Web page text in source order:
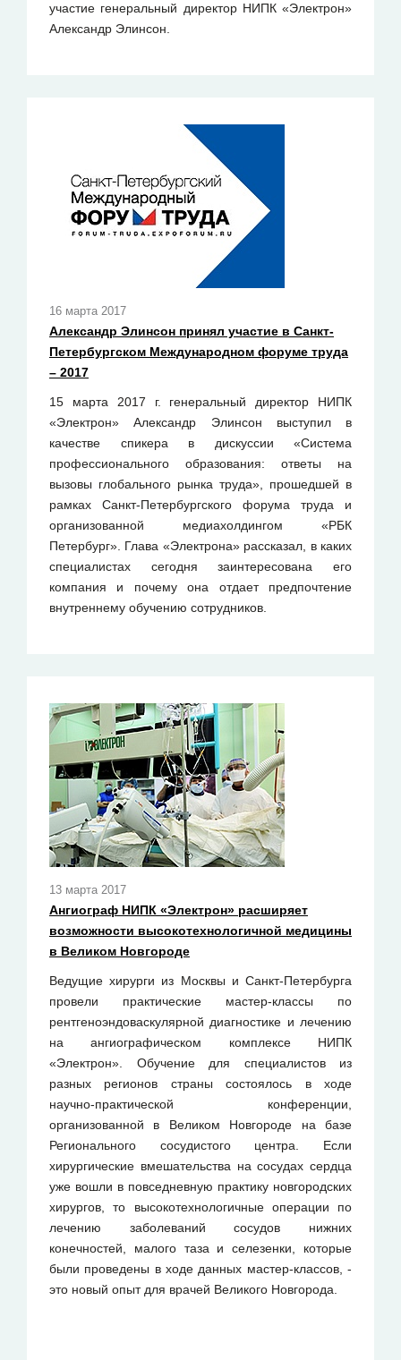
участие генеральный директор НИПК «Электрон»
Александр Элинсон.
16 марта 2017
Александр Элинсон принял участие в Санкт-
Петербургском Международном форуме труда
– 2017
15 марта 2017 г. генеральный директор НИПК
«Электрон» Александр Элинсон выступил в
качестве спикера в дискуссии «Система
профессионального образования: ответы на
вызовы глобального рынка труда», прошедшей в
рамках Санкт-Петербургского форума труда и
организованной медиахолдингом «РБК
Петербург». Глава «Электрона» рассказал, в каких
специалистах сегодня заинтересована его
компания и почему она отдает предпочтение
внутреннему обучению сотрудников.
13 марта 2017
Ангиограф НИПК «Электрон» расширяет
возможности высокотехнологичной медицины
в Великом Новгороде
Ведущие хирурги из Москвы и Санкт-Петербурга
провели практические мастер-классы по
рентгеноэндоваскулярной диагностике и лечению
на ангиографическом комплексе НИПК
«Электрон». Обучение для специалистов из
разных регионов страны состоялось в ходе
научно-практической конференции,
организованной в Великом Новгороде на базе
Регионального сосудистого центра. Если
хирургические вмешательства на сосудах сердца
уже вошли в повседневную практику новгородских
хирургов, то высокотехнологичные операции по
лечению заболеваний сосудов нижних
конечностей, малого таза и селезенки, которые
были проведены в ходе данных мастер-классов, -
это новый опыт для врачей Великого Новгорода.